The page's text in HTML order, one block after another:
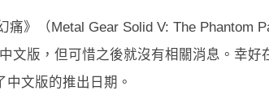
》（Metal Gear Solid V: The Phantom
文版，但可惜之後就沒有相關消息。幸好
文版的推出日期。